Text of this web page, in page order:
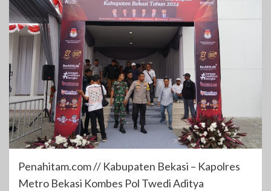
Penahitam.com // Kabupaten Bekasi – Kapolres
Metro Bekasi Kombes Pol Twedi Aditya